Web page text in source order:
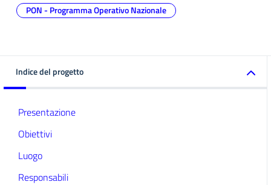
PON - Programma Operativo Nazionale
Indice del progetto
Presentazione
Obiettivi
Luogo
Responsabili